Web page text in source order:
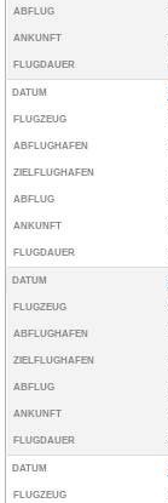
ABFLUG
ANKUNFT
FLUGDAUER
DATUM
FLUGZEUG
ABFLUGHAFEN
ZIELFLUGHAFEN
ABFLUG
ANKUNFT
FLUGDAUER
DATUM
FLUGZEUG
ABFLUGHAFEN
ZIELFLUGHAFEN
ABFLUG
ANKUNFT
FLUGDAUER
DATUM
FLUGZEUG